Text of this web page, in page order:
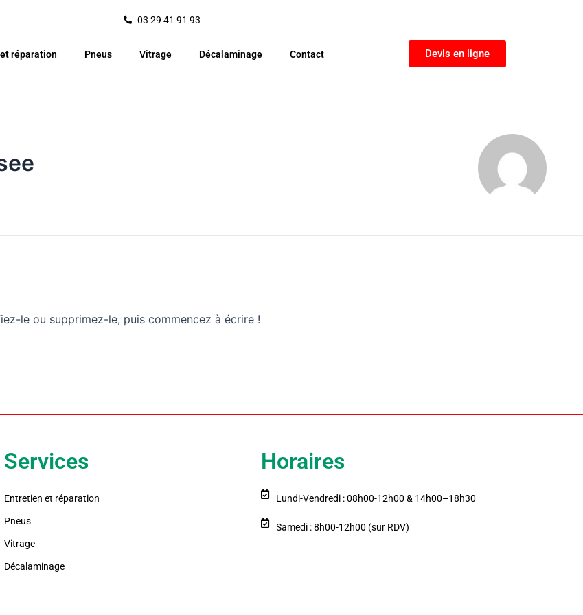
03 29 41 91 93
réparation Pneus Vitrage Décalaminage Contact Devis en ligne
le ou supprimez-le, puis commencez à écrire !
Services
Entretien et réparation
Pneus
Vitrage
Décalaminage
Horaires
Lundi-Vendredi : 08h00-12h00 & 14h00–18h30
Samedi : 8h00-12h00 (sur RDV)